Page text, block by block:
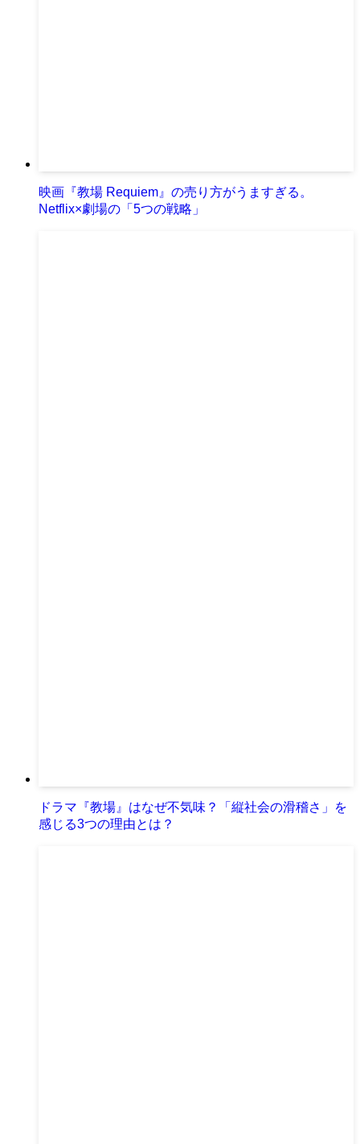
映画『教場 Requiem』の売り方がうますぎる。
Netflix×劇場の「5つの戦略」
ドラマ『教場』はなぜ不気味？「縦社会の滑稽さ」を
感じる3つの理由とは？